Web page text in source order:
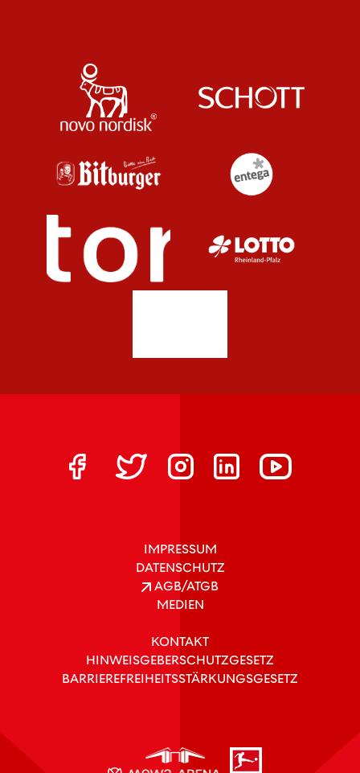
IMPRESSUM
DATENSCHUTZ
AGB/ATGB
MEDIEN
KONTAKT
HINWEISGEBERSCHUTZGESETZ
BARRIEREFREIHEITSSTÄRKUNGSGESETZ